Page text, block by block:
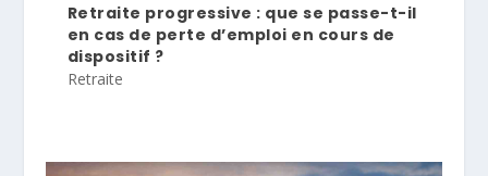
Retraite progressive : que se passe-t-il
en cas de perte d’emploi en cours de
dispositif ?
Retraite